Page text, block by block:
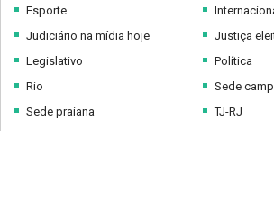
Esporte
Judiciário na mídia hoje
Legislativo
Rio
Sede praiana
Justiça
Política
Sede
TJ-RJ